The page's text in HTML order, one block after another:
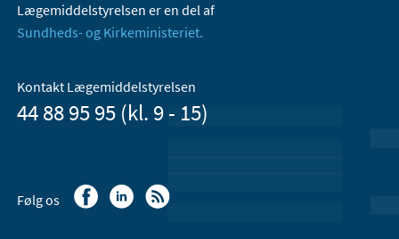
Lægemiddelstyrelsen er en del af
Sundheds- og Kirkeministeriet.
Kontakt Lægemiddelstyrelsen
44 88 95 95 (kl. 9 - 15)
Følg os